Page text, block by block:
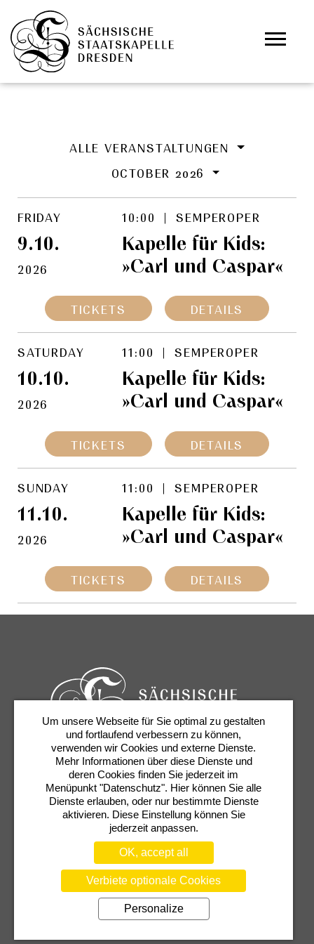
Skip to main content
ALLE VERANSTALTUNGEN
OCTOBER 2026
FRIDAY
9.10.
2026
10:00 | SEMPEROPER
Kapelle für Kids:
»Carl und Caspar«
TICKETS DETAILS
SATURDAY
10.10.
2026
11:00 | SEMPEROPER
Kapelle für Kids:
»Carl und Caspar«
TICKETS DETAILS
SUNDAY
11.10.
2026
11:00 | SEMPEROPER
Kapelle für Kids:
»Carl und Caspar«
TICKETS DETAILS
Tickets & Service Newsletter
Contact
Presse
Shop Semperoper
PRIVACY POLICY
COOKIE SETTINGS
Cookies management panel
Um unsere Webseite für Sie optimal zu gestalten
und fortlaufend verbessern zu können,
verwenden wir Cookies und externe Dienste.
Mehr Informationen über diese Dienste und
deren Cookies finden Sie jederzeit im
Menüpunkt "Datenschutz". Hier können Sie alle
Dienste erlauben, oder nur bestimmte Dienste
aktivieren. Diese Einstellung können Sie
jederzeit anpassen.
OK, accept all
Verbiete optionale Cookies
Personalize